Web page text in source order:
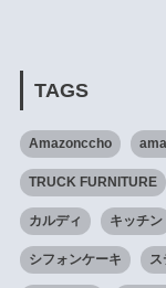
TAGS
Amazonccho
TRUCK FURNITURE
カルディ キッチン
シフォンケーキ